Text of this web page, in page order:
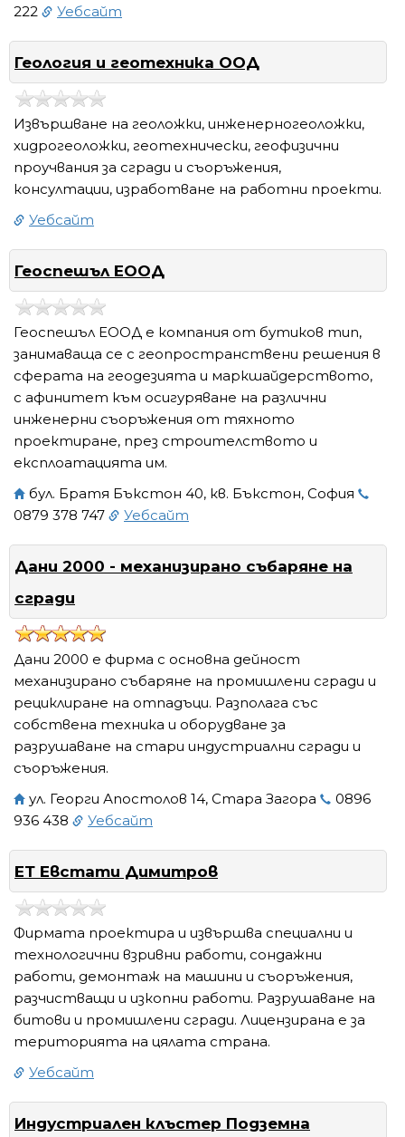
222
Уебсайт
Геология и геотехника ООД
Извършване на геоложки, инженерногеоложки,
хидрогеоложки, геотехнически, геофизични
проучвания за сгради и съоръжения,
консултации, изработване на работни проекти.
Уебсайт
Геоспешъл ЕООД
Геоспешъл ЕООД е компания от бутиков тип,
занимаваща се с геопространствени решения в
сферата на геодезията и маркшайдерството,
с афинитет към осигуряване на различни
инженерни съоръжения от тяхното
проектиране, през строителството и
експлоатацията им.
бул. Братя Бъкстон 40, кв. Бъкстон, София
0879 378 747
Уебсайт
Дани 2000 - механизирано събаряне на
сгради
Дани 2000 е фирма с основна дейност
механизирано събаряне на промишлени сгради и
рециклиране на отпадъци. Разполага със
собствена техника и оборудване за
разрушаване на стари индустриални сгради и
съоръжения.
ул. Георги Апостолов 14, Стара Загора
0896
936 438
Уебсайт
ЕТ Евстати Димитров
Фирмата проектира и извършва специални и
технологични взривни работи, сондажни
работи, демонтаж на машини и съоръжения,
разчистващи и изкопни работи. Разрушаване на
битови и промишлени сгради. Лицензирана е за
територията на цялата страна.
Уебсайт
Индустриален клъстер Подземна